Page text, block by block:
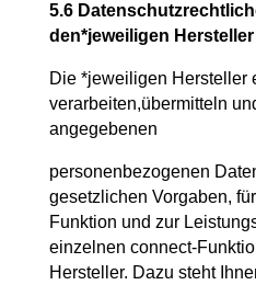
5.6
den*jeweiligen
Die *jeweiligen Hersteller
verarbeiten,übermitteln
angegebenen
personenbezogenen
gesetzlichen Vorgaben,
Funktion und zur
einzelnen connect-
Hersteller. Dazu steht